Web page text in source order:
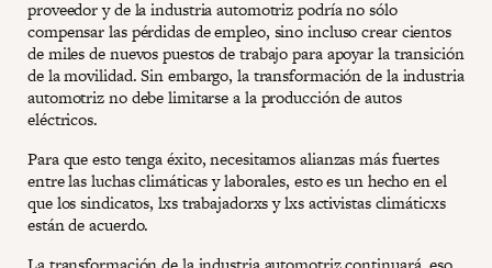
proveedor y de la industria automotriz podría no sólo
compensar las pérdidas de empleo, sino incluso crear cientos
de miles de nuevos puestos de trabajo para apoyar la transición
de la movilidad. Sin embargo, la transformación de la industria
automotriz no debe limitarse a la producción de autos
eléctricos.
Para que esto tenga éxito, necesitamos alianzas más fuertes
entre las luchas climáticas y laborales, esto es un hecho en el
que los sindicatos, lxs trabajadorxs y lxs activistas climáticxs
están de acuerdo.